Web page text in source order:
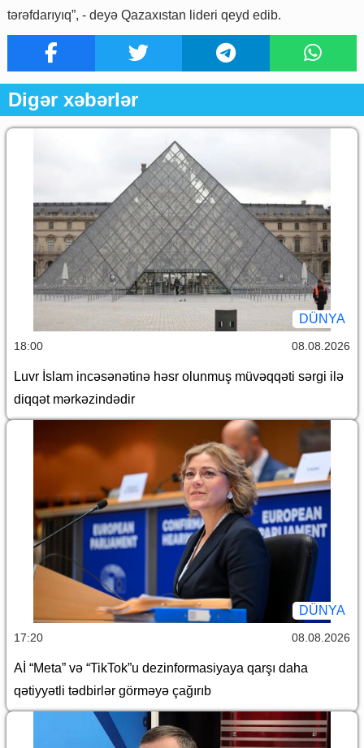
tərəfdarıyıq”, - deyə Qazaxıstan lideri qeyd edib.
Digər xəbərlər
DÜNYA
18:00 08.08.2026
Luvr İslam incəsənətinə həsr olunmuş müvəqqəti sərgi ilə
diqqət mərkəzindədir
DÜNYA
17:20 08.08.2026
Aİ “Meta” və “TikTok”u dezinformasiyaya qarşı daha
qətiyyətli tədbirlər görməyə çağırıb